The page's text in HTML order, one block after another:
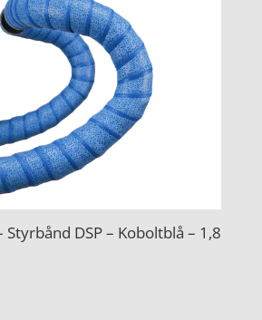
Styrbånd DSP – Koboltblå – 1,8